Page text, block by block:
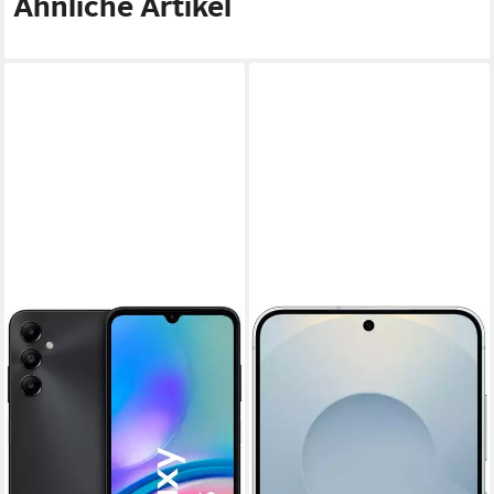
Ähnliche Artikel